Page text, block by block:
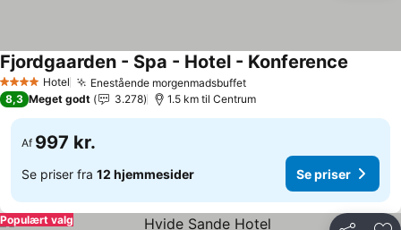
4 StjernerHotel Enestående morgenmadsbuffetSe priser
Fjordgaarden - Spa - Hotel - Konference
8,3 Meget godt 3.278 1.5 km til Centrum
Af 997 kr.
Se priser fra 12 hjemmesider Se priser
Populært valg